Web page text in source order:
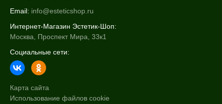
Email: info@esteticshop.ru
Интернет-Магазин Эстетик-Шоп:
Москва, Проспект Мира, 33к1
Социальные сети:
Карта сайта
Использование файлов cookie